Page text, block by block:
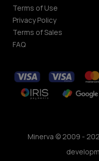
Terms of Use
Privacy Policy
Terms of Sales
FAQ
Minerva © 2009 -